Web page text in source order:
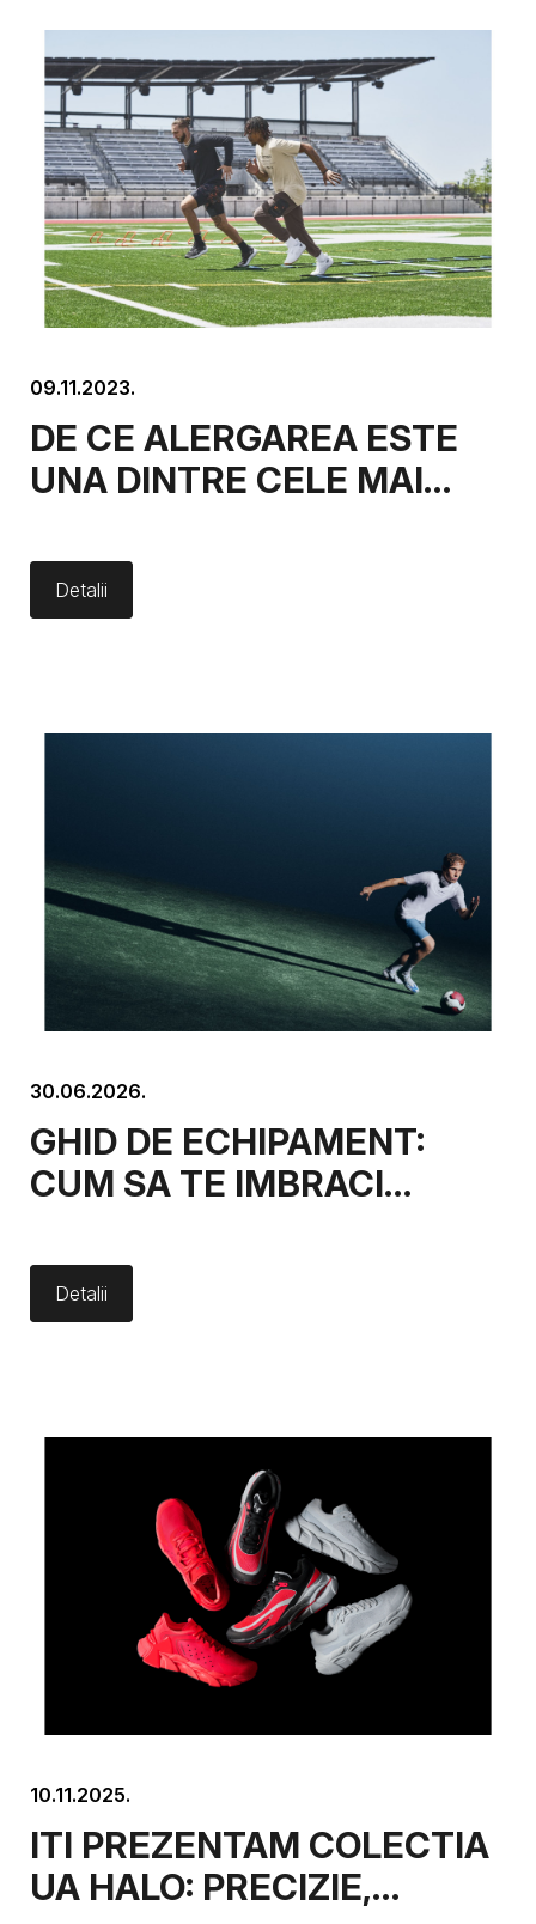
09.11.2023.
DE CE ALERGAREA ESTE
UNA DINTRE CELE MAI
SPORTIVE?
Detalii
30.06.2026.
GHID DE ECHIPAMENT:
CUM SA TE IMBRACI
ANTRENAMENTUL DE
FOTBAL
Detalii
10.11.2025.
ITI PREZENTAM COLECTIA
UA HALO: PRECIZIE,